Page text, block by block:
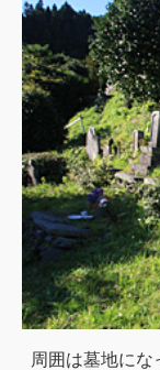
周囲は墓地にな